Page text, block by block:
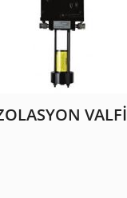
VALFI